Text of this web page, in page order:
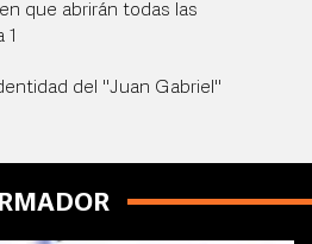
que abrirán todas las
1
del "Juan Gabriel"